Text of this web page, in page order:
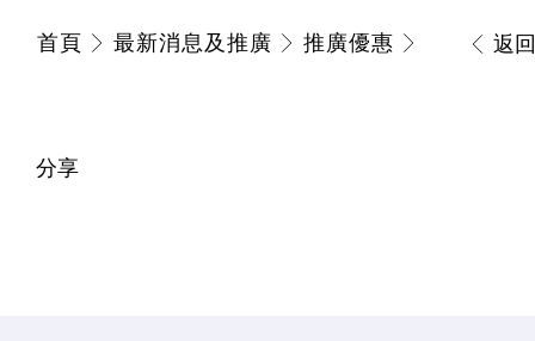
首頁 最新消息及推廣 推廣優惠 返回
分享